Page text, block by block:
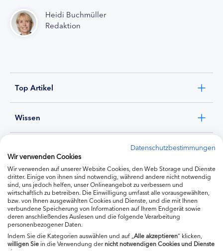
Heidi Buchmüller
Redaktion
Top Artikel
Wissen
Ernährung
Produkte
Datenschutzbestimmungen
Wir verwenden Cookies
Wir verwenden auf unserer Website Cookies, den Web Storage und Dienste
dritter. Einige von ihnen sind notwendig, während andere nicht notwendig
sind, uns jedoch helfen, unser Onlineangebot zu verbessern und
wirtschaftlich zu betreiben. Die Einwilligung umfasst alle vorausgewählten,
bzw. von Ihnen ausgewählten Cookies und Dienste, und die mit Ihnen
verbundene Speicherung von Informationen auf Ihrem Endgerät sowie
deren anschließendes Auslesen und die folgende Verarbeitung
personenbezogener Daten.
Indem Sie die Kategorien auswählen und auf „ Alle akzeptieren“ klicken,
willigenSie in die Verwendung dernicht notwendigen Cookies und Dienste